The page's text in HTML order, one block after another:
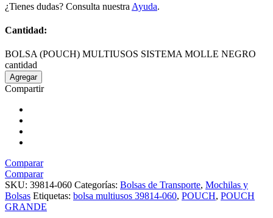
¿Tienes dudas? Consulta nuestra Ayuda.
Cantidad:
BOLSA (POUCH) MULTIUSOS SISTEMA MOLLE NEGRO
cantidad
Agregar
Compartir
Comparar
Comparar
SKU: 39814-060 Categorías: Bolsas de Transporte, Mochilas y
Bolsas Etiquetas: bolsa multiusos 39814-060, POUCH, POUCH
GRANDE